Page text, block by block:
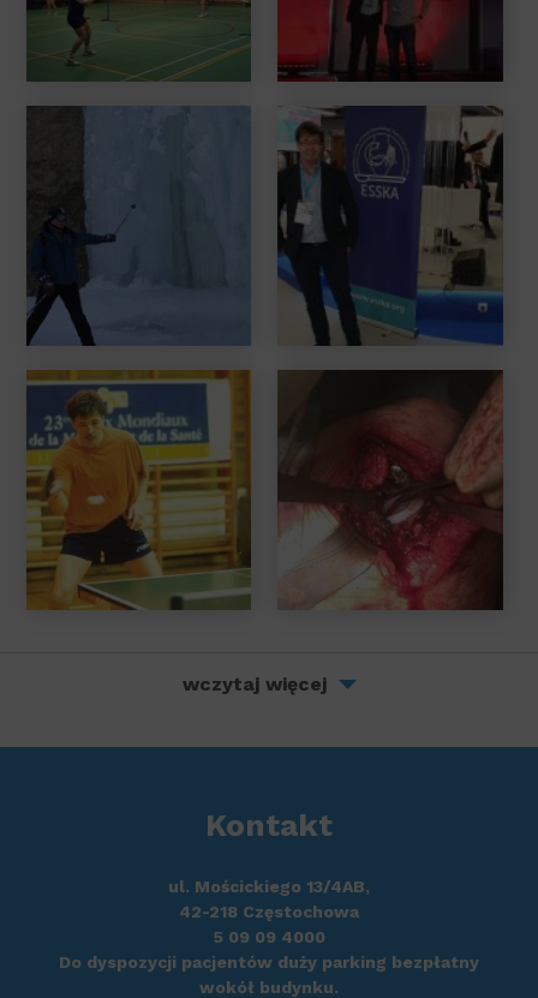
wczytaj więcej
Kontakt
ul. Mościckiego 13/4AB,
42-218 Częstochowa
5 09 09 4000
Do dyspozycji pacjentów duży parking bezpłatny
wokół budynku.